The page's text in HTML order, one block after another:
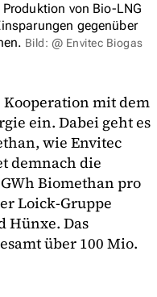
von Bio-LNG
gegenüber
Bild: @ Envitec Biogas
Kooperation mit dem
ein. Dabei geht es
wie Envitec
demnach die
Biomethan pro
Loick-Gruppe
Hünxe. Das
über 100 Mio.